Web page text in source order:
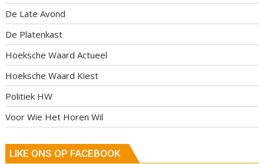
De Late Avond
De Platenkast
Hoeksche Waard Actueel
Hoeksche Waard Kiest
Politiek HW
Voor Wie Het Horen Wil
LIKE ONS OP FACEBOOK